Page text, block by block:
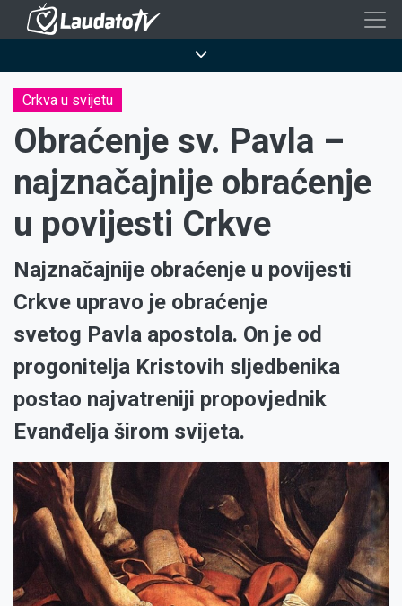
Skoči
sadržaj
Crkva u svijetu
Obraćenje sv. Pavla –
najznačajnije obraćenje
u povijesti Crkve
Najznačajnije obraćenje u povijesti
Crkve upravo je obraćenje
svetog Pavla apostola. On je od
progonitelja Kristovih sljedbenika
postao najvatreniji propovjednik
Evanđelja širom svijeta.